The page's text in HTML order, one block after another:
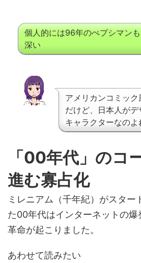
個人的には96年のぺプシマン
深い
アメリカンコミッ
だけど、日本人が
キャラクターなのよ
「00年代」のコ
進む寡占化
ミレニアム（千年紀）がスター
た00年代はインターネットの爆
革命が起こりました。
あわせて読みたい